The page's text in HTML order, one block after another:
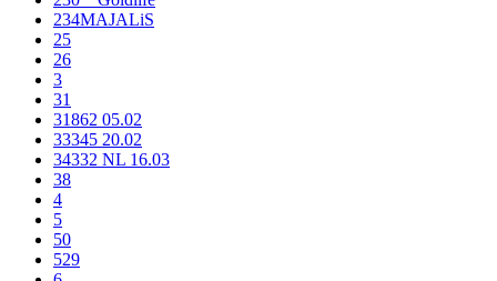
234MAJALiS
25
26
3
31
31862 05.02
33345 20.02
34332 NL 16.03
38
4
5
50
529